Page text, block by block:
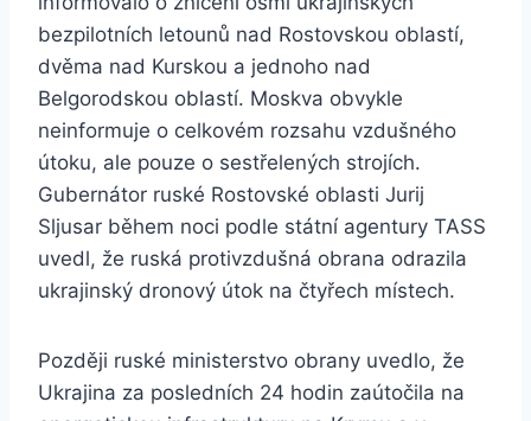
bezpilotních letounů nad Rostovskou oblastí,
dvěma nad Kurskou a jednoho nad
Belgorodskou oblastí. Moskva obvykle
neinformuje o celkovém rozsahu vzdušného
útoku, ale pouze o sestřelených strojích.
Gubernátor ruské Rostovské oblasti Jurij
Sljusar během noci podle státní agentury TASS
uvedl, že ruská protivzdušná obrana odrazila
ukrajinský dronový útok na čtyřech místech.
Později ruské ministerstvo obrany uvedlo, že
Ukrajina za posledních 24 hodin zaútočila na